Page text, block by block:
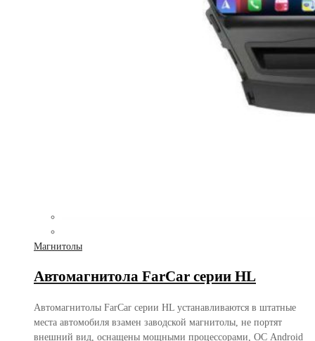
Магнитолы
Автомагнитола FarCar серии HL
Автомагнитолы FarCar серии HL устанавливаются в штатные
места автомобиля взамен заводской магнитолы, не портят
внешний вид, оснащены мощными процессорами, ОС Android